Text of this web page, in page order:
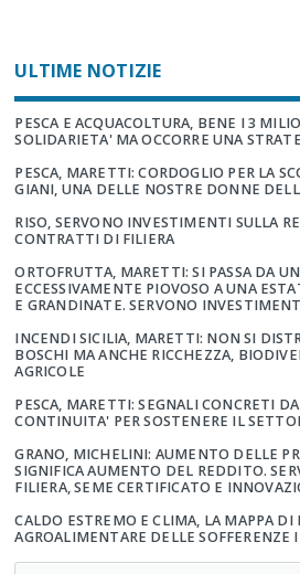
ULTIME NOTIZIE
PESCA E ACQUACOLTURA, BENE I 3
SOLIDARIETA' MA OCCORRE UNA
PESCA, MARETTI: CORDOGLIO PER LA
GIANI, UNA DELLE NOSTRE DONNE
RISO, SERVONO INVESTIMENTI SULLA
CONTRATTI DI FILIERA
ORTOFRUTTA, MARETTI: SI PASSA DA
ECCESSIVAMENTE PIOVOSO A UNA
E GRANDINATE. SERVONO
INCENDI SICILIA, MARETTI: NON SI
BOSCHI MA ANCHE RICCHEZZA,
AGRICOLE
PESCA, MARETTI: SEGNALI CONCRETI
CONTINUITA' PER SOSTENERE IL
GRANO, MICHELINI: AUMENTO DELLE
SIGNIFICA AUMENTO DEL REDDITO.
FILIERA, SEME CERTIFICATO E
CALDO ESTREMO E CLIMA, LA MAPPA DI
AGROALIMENTARE DELLE SOFFERENZE